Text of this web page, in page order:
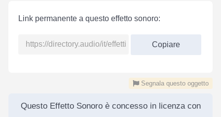
Link permanente a questo effetto sonoro:
Copiare
Segnala questo oggetto
Questo Effetto Sonoro è concesso in licenza con